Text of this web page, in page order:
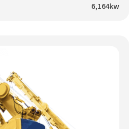
6,164kw